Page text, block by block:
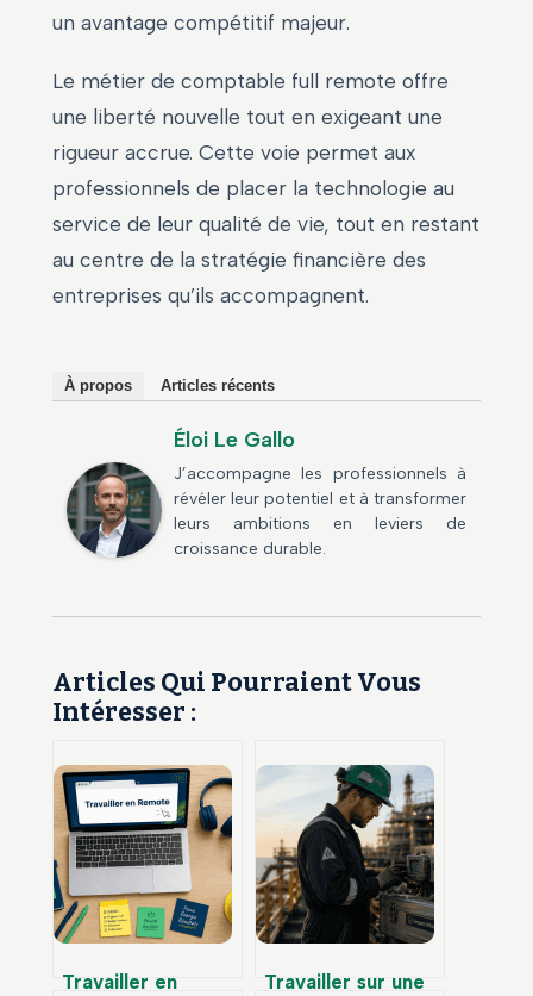
un avantage compétitif majeur.
Le métier de comptable full remote offre
une liberté nouvelle tout en exigeant une
rigueur accrue. Cette voie permet aux
professionnels de placer la technologie au
service de leur qualité de vie, tout en restant
au centre de la stratégie financière des
entreprises qu’ils accompagnent.
À propos Articles récents
Éloi Le Gallo
J’accompagne les professionnels à
révéler leur potentiel et à transformer
leurs ambitions en leviers de
croissance durable.
Articles Qui Pourraient Vous
Intéresser :
Travailler en
Travailler sur une